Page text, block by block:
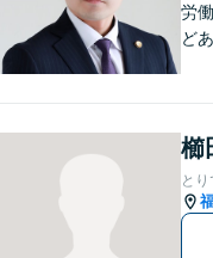
労
ど
す
談
櫛
と